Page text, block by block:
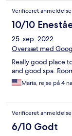
Verificeret anmeldelse
10/10
25. sep. 2022
Oversæt med
Really good place
and good spa.
Maria, rejse på 4
Verificeret anmeldelse
6/10 Godt